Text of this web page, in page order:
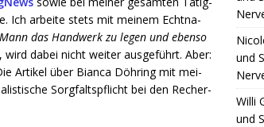
Ich arbei­te stets mit mei­nem Echt­na­
das Hand­werk zu legen und eben­so
dabei nicht wei­ter aus­ge­führt. Aber:
Arti­kel über Bian­ca Döh­ring mit mei­
Sorg­falts­pflicht bei den Recher­
und
Willi
und